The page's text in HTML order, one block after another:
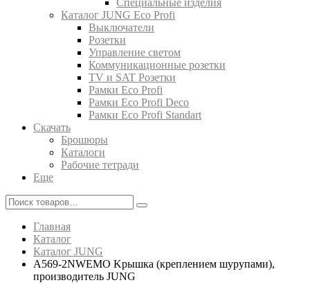
Специальные изделия
Каталог JUNG Eco Profi
Выключатели
Розетки
Управление светом
Коммуникационные розетки
TV и SAT Розетки
Рамки Eco Profi
Рамки Eco Profi Deco
Рамки Eco Profi Standart
Скачать
Брошюры
Каталоги
Рабочие тетради
Еще
Главная
Каталог
Каталог JUNG
A569-2NWEMO Kрышка (креплением шурупами),
производитель JUNG